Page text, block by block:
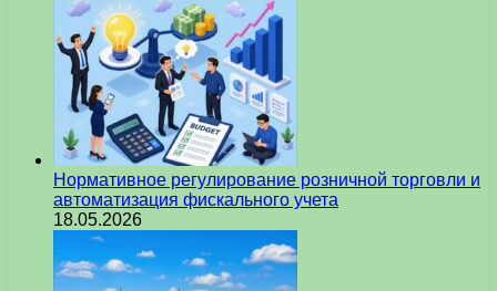
Нормативное регулирование розничной торговли и
автоматизация фискального учета
18.05.2026